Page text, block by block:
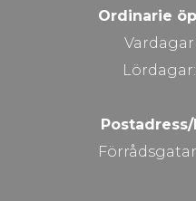
Ordinarie
Vardagar